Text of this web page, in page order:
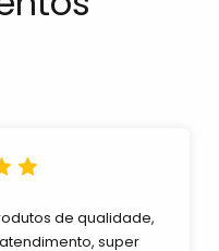
de qualidade,
super